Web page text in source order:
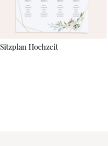
Sitzplan Hochzeit